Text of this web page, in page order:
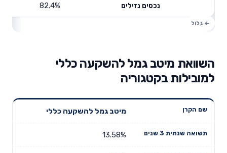
נכסים נזילים 82.4%
השוואת מיטב גמל להשקעה כללי
למובילות בקטגוריה
שנים
תשואה
מיטב גמל להשקעה כללי
13.58%